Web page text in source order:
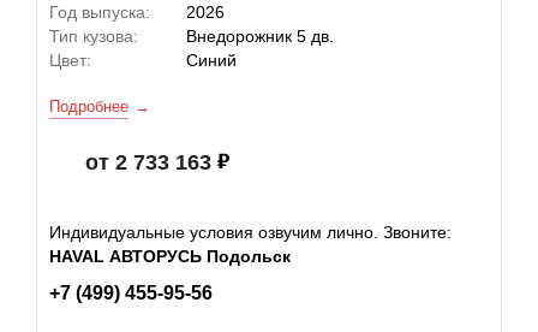
Год выпуска:
2026
Тип кузова:
Внедорожник 5 дв.
Цвет:
Синий
Подробнее
от 2 733 163
Индивидуальные условия озвучим лично. Звоните:
HAVAL АВТОРУСЬ Подольск
+7 (499) 455-95-56